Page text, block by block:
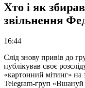
Хто і як
звільнення
16:44
Слід знову привів до
публікував своє
«картонний мітинг»
Telegram-груп